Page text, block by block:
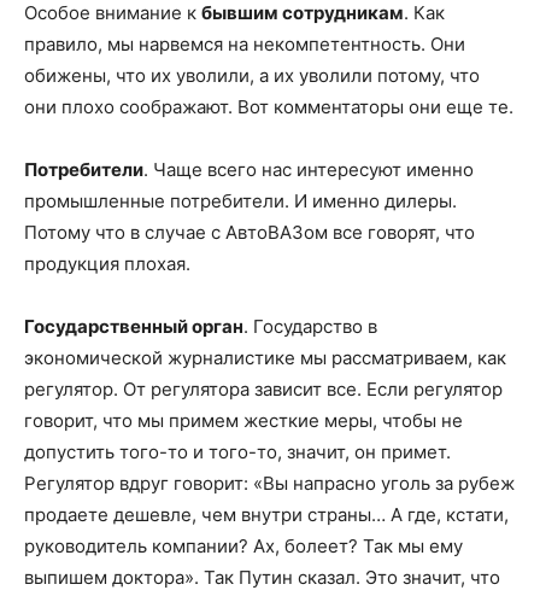
Особое внимание к бывшим сотрудникам. Как
правило, мы нарвемся на некомпетентность. Они
обижены, что их уволили, а их уволили потому, что
они плохо соображают. Вот комментаторы они еще те.
Потребители. Чаще всего нас интересуют именно
промышленные потребители. И именно дилеры.
Потому что в случае с АвтоВАЗом все говорят, что
продукция плохая.
Государственный орган. Государство в
экономической журналистике мы рассматриваем, как
регулятор. От регулятора зависит все. Если регулятор
говорит, что мы примем жесткие меры, чтобы не
допустить того-то и того-то, значит, он примет.
Регулятор вдруг говорит: «Вы напрасно уголь за рубеж
продаете дешевле, чем внутри страны… А где, кстати,
руководитель компании? Ах, болеет? Так мы ему
выпишем доктора». Так Путин сказал. Это значит, что